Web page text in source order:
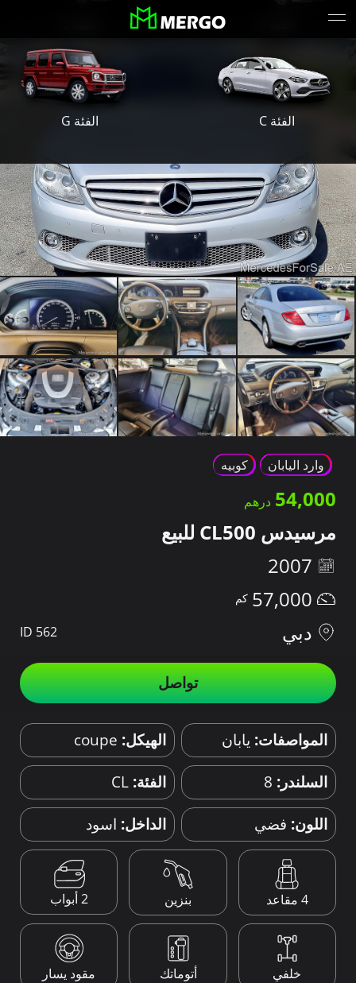
الفئة C الفئة G
وارد اليابان كوبيه
54,000
مرسيدس CL500 للبيع
2007
57,000
دبي
ID 562
تواصل
المواصفات: يابان الهيكل: coupe
السلندر: 8 الفئة: CL
اللون: فضي الداخل: اسود
4 مقاعد بنزين 2 أبواب
خلفي أتوماتك مقود يسار